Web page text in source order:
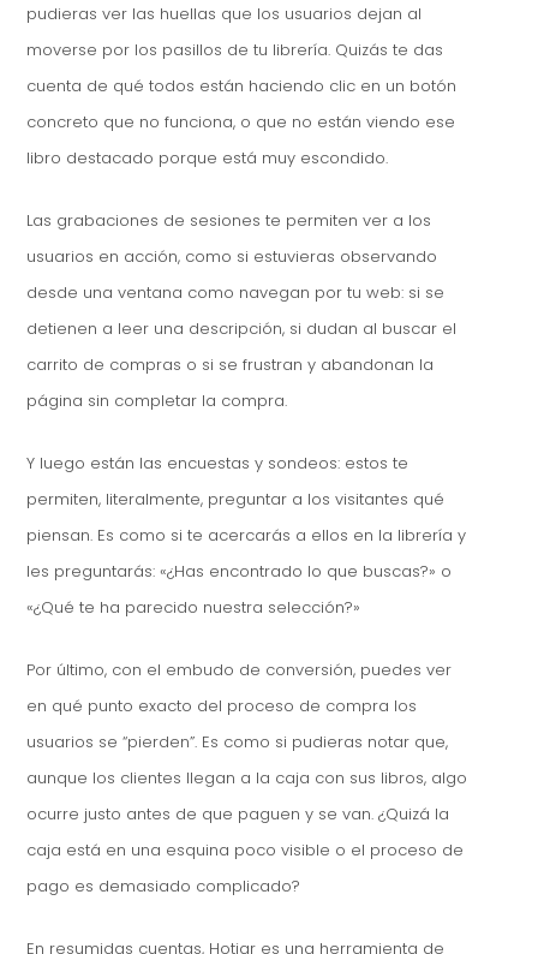
pudieras ver las huellas que los usuarios dejan al
moverse por los pasillos de tu librería. Quizás te das
cuenta de qué todos están haciendo clic en un botón
concreto que no funciona, o que no están viendo ese
libro destacado porque está muy escondido.
Las grabaciones de sesiones te permiten ver a los
usuarios en acción, como si estuvieras observando
desde una ventana como navegan por tu web: si se
detienen a leer una descripción, si dudan al buscar el
carrito de compras o si se frustran y abandonan la
página sin completar la compra.
Y luego están las encuestas y sondeos: estos te
permiten, literalmente, preguntar a los visitantes qué
piensan. Es como si te acercarás a ellos en la librería y
les preguntarás: «¿Has encontrado lo que buscas?» o
«¿Qué te ha parecido nuestra selección?»
Por último, con el embudo de conversión, puedes ver
en qué punto exacto del proceso de compra los
usuarios se “pierden”. Es como si pudieras notar que,
aunque los clientes llegan a la caja con sus libros, algo
ocurre justo antes de que paguen y se van. ¿Quizá la
caja está en una esquina poco visible o el proceso de
pago es demasiado complicado?
En resumidas cuentas, Hotjar es una herramienta de